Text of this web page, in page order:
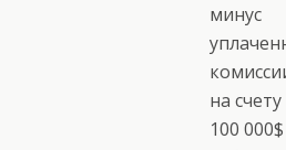
минус
на
100